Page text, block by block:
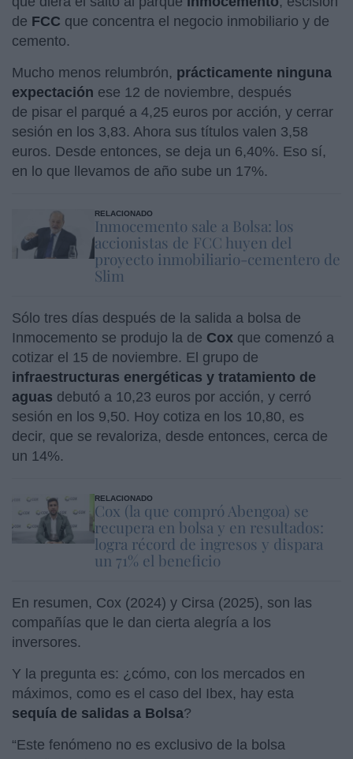
de FCC que concentra el negocio inmobiliario y de
cemento.
Mucho menos relumbrón, prácticamente ninguna
expectación ese 12 de noviembre, después
de pisar el parqué a 4,25 euros por acción, y cerrar
sesión en los 3,83. Ahora sus títulos valen 3,58
euros. Desde entonces, se deja un 6,40%. Eso sí,
en lo que llevamos de año sube un 17%.
RELACIONADO
Inmocemento sale a Bolsa: los
accionistas de FCC huyen del
proyecto inmobiliario-cementero de
Slim
Sólo tres días después de la salida a bolsa de
Inmocemento se produjo la de Cox que comenzó a
cotizar el 15 de noviembre. El grupo de
infraestructuras energéticas y tratamiento de
aguas debutó a 10,23 euros por acción, y cerró
sesión en los 9,50. Hoy cotiza en los 10,80, es
decir, que se revaloriza, desde entonces, cerca de
un 14%.
RELACIONADO
Cox (la que compró Abengoa) se
recupera en bolsa y en resultados:
logra récord de ingresos y dispara
un 71% el beneficio
En resumen, Cox (2024) y Cirsa (2025), son las
compañías que le dan cierta alegría a los
inversores.
Y la pregunta es: ¿cómo, con los mercados en
máximos, como es el caso del Ibex, hay esta
sequía de salidas a Bolsa?
“Este fenómeno no es exclusivo de la bolsa